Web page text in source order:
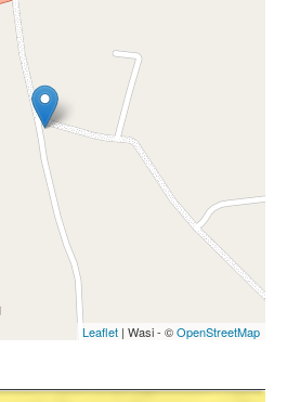
Leaflet | Wasi - ©OpenStreetMap